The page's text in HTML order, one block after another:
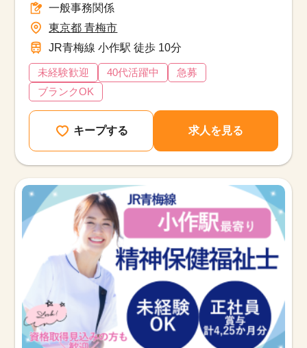
一般事務関係
東京都 青梅市
JR青梅線 小作駅 徒歩 10分
未経験歓迎 40代活躍中
急募
ブランクOK
キープする 求人を見る